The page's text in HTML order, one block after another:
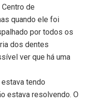
de
quando ele foi
por todos os
dos dentes
ver que há uma
tendo
estava resolvendo. O